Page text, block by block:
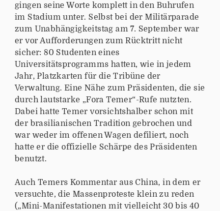
gingen seine Worte komplett in den Buhrufen
im Stadium unter. Selbst bei der Militärparade
zum Unabhängigkeitstag am 7. September war
er vor Aufforderungen zum Rücktritt nicht
sicher: 80 Studenten eines
Universitätsprogramms hatten, wie in jedem
Jahr, Platzkarten für die Tribüne der
Verwaltung. Eine Nähe zum Präsidenten, die sie
durch lautstarke „Fora Temer“-Rufe nutzten.
Dabei hatte Temer vorsichtshalber schon mit
der brasilianischen Tradition gebrochen und
war weder im offenen Wagen defiliert, noch
hatte er die offizielle Schärpe des Präsidenten
benutzt.
Auch Temers Kommentar aus China, in dem er
versuchte, die Massenproteste klein zu reden
(„Mini-Manifestationen mit vielleicht 30 bis 40